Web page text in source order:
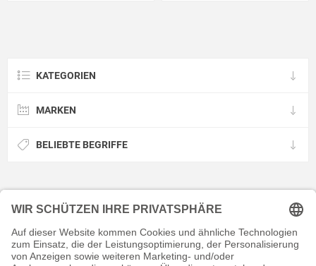
KATEGORIEN
MARKEN
BELIEBTE BEGRIFFE